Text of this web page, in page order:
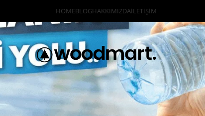
HOMEBLOGHAKKIMIZDAİLETIŞIM